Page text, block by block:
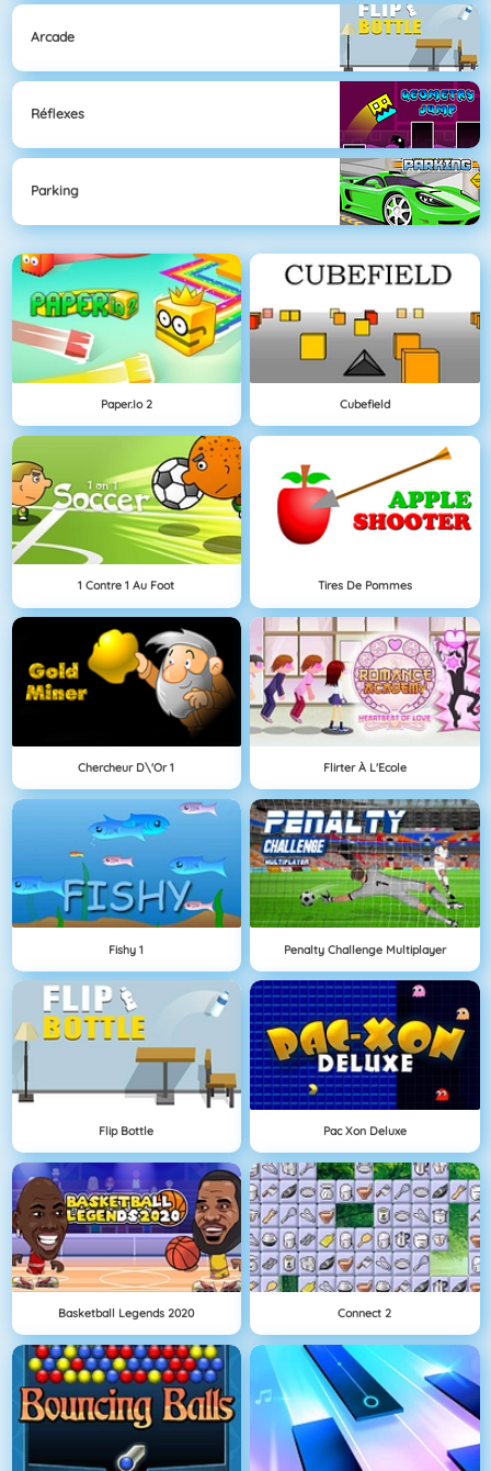
Arcade
Réflexes
Parking
Paper.io 2 Cubefield
1 Contre 1 Au Foot Tires De Pommes
Chercheur D\'Or 1 Flirter À L'Ecole
Fishy 1 Penalty Challenge Multiplayer
Flip Bottle Pac Xon Deluxe
Basketball Legends 2020 Connect 2